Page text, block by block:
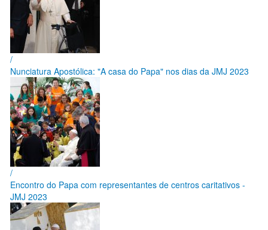
/
Nunciatura Apostólica: "A casa do Papa" nos dias da JMJ 2023
/
Encontro do Papa com representantes de centros caritativos -
JMJ 2023